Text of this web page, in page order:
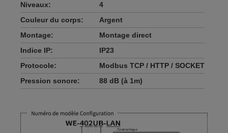
Niveaux:
4
Couleur du corps:
Argent
Montage:
Montage direct
Indice IP:
IP23
Protocole:
Modbus TCP / HTTP / SOCKET
Pression sonore:
88 dB (à 1m)